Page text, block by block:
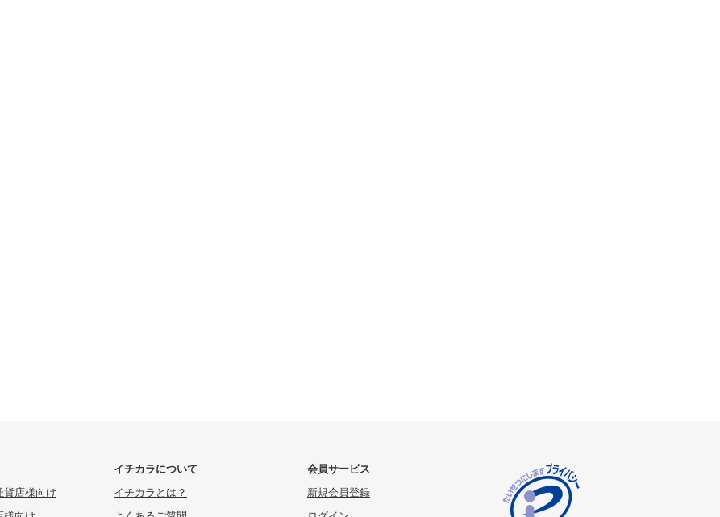
貨店様向け
イチカラについて
イチカラとは？
会員サービス
新規会員登録